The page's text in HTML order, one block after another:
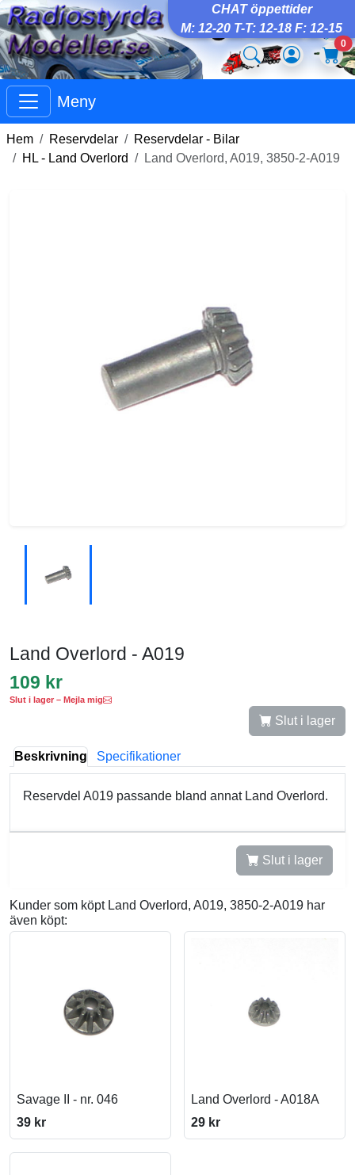
CHAT öppettider
M: 12-20 T-T: 12-18 F: 12-15
0
Meny
Hem Reservdelar
Reservdelar - Bilar
HL - Land Overlord
Land Overlord, A019, 3850-2-A019
Land Overlord - A019
109 kr
Slut i lager – Mejla mig
Slut i lager
Beskrivning Specifikationer
Reservdel A019 passande bland annat Land Overlord.
Slut i lager
Kunder som köpt Land Overlord, A019, 3850-2-A019 har
även köpt:
Savage II - nr. 046
39 kr
Land Overlord - A018A
29 kr